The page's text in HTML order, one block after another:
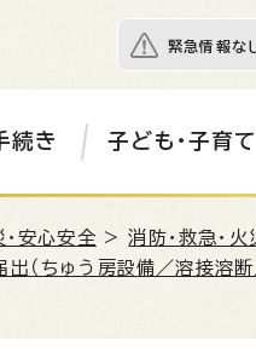
緊急情報な
続き 子ども・子育て
・安心安全>消防・救急・
（ちゅう房設備／溶接溶